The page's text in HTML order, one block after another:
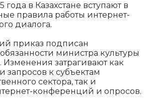
года в Казахстане вступают в
правила работы интернет-
диалога.
приказ подписан
министра культуры
затрагивают как
запросов к субъектам
сектора, так и
конференций и опросов.